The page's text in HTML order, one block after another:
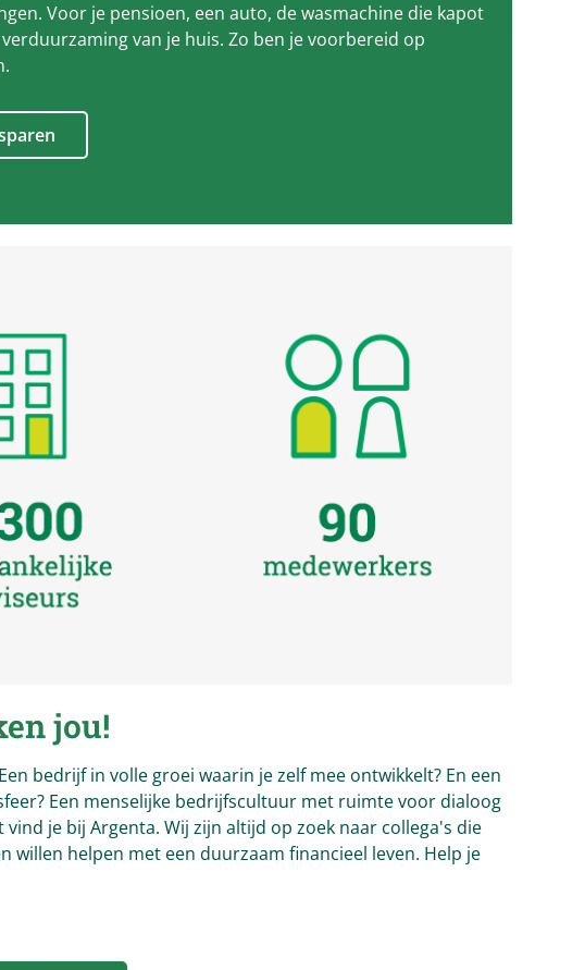
Voor je pensioen, een auto, de wasmachine die kapot
van je huis. Zo ben je voorbereid op
jou!
bedrijf in volle groei waarin je zelf mee ontwikkelt? En een
Een menselijke bedrijfscultuur met ruimte voor dialoog
vind je bij Argenta. Wij zijn altijd op zoek naar collega's die
willen helpen met een duurzaam financieel leven. Help je